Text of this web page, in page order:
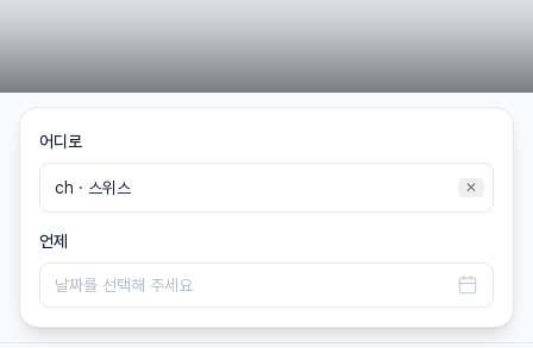
어디로
✕
언제
날짜를 선택해 주세요